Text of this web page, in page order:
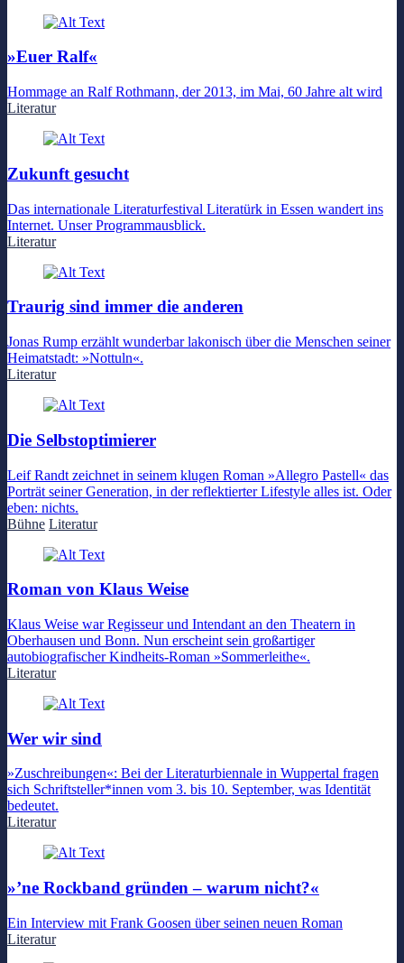
»Euer Ralf«
Hommage an Ralf Rothmann, der 2013, im Mai, 60 Jahre alt wird
Literatur
Zukunft gesucht
Das internationale Literaturfestival Literatürk in Essen wandert ins
Internet. Unser Programmausblick.
Literatur
Traurig sind immer die anderen
Jonas Rump erzählt wunderbar lakonisch über die Menschen seiner
Heimatstadt: »Nottuln«.
Literatur
Die Selbstoptimierer
Leif Randt zeichnet in seinem klugen Roman »Allegro Pastell« das
Porträt seiner Generation, in der reflektierter Lifestyle alles ist. Oder
eben: nichts.
Bühne Literatur
Roman von Klaus Weise
Klaus Weise war Regisseur und Intendant an den Theatern in
Oberhausen und Bonn. Nun erscheint sein großartiger
autobiografischer Kindheits-Roman »Sommerleithe«.
Literatur
Wer wir sind
»Zuschreibungen«: Bei der Literaturbiennale in Wuppertal fragen
sich Schriftsteller*innen vom 3. bis 10. September, was Identität
bedeutet.
Literatur
»’ne Rockband gründen – warum nicht?«
Ein Interview mit Frank Goosen über seinen neuen Roman
Literatur